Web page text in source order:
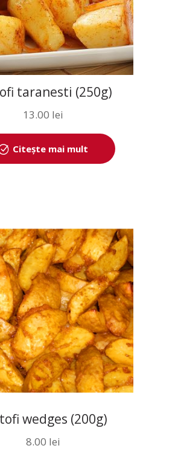
taranesti (250g)
13.00 lei
Citește mai mult
wedges (200g)
8.00 lei